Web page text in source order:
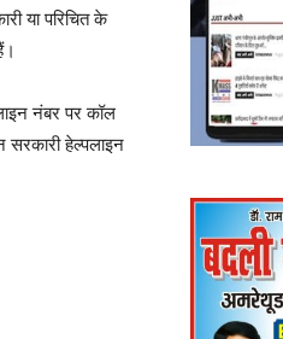
या परिचित के
नंबर पर कॉल
हेल्पलाइन